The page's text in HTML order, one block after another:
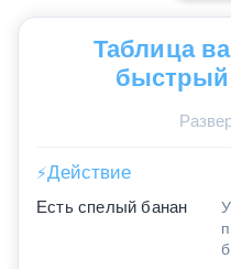
Таблица
быстрый
⚡Действие
Есть спелый банан